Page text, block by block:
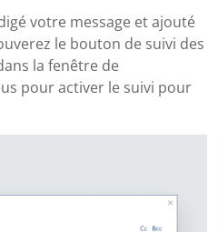
votre message et ajouté
le bouton de suivi des
la fenêtre de
pour activer le suivi pour